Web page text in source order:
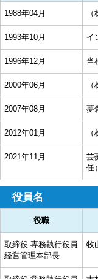
1988年04月
1993年10月 イ
1996年12月 当
2000年06月
2007年08月 夢
2012年01月
2021年11月
芸
任）
役員名
役職
取締役 専務執行役員
経営管理本部長
牧